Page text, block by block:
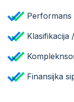
Performans
Klasifikacija
Finansijka